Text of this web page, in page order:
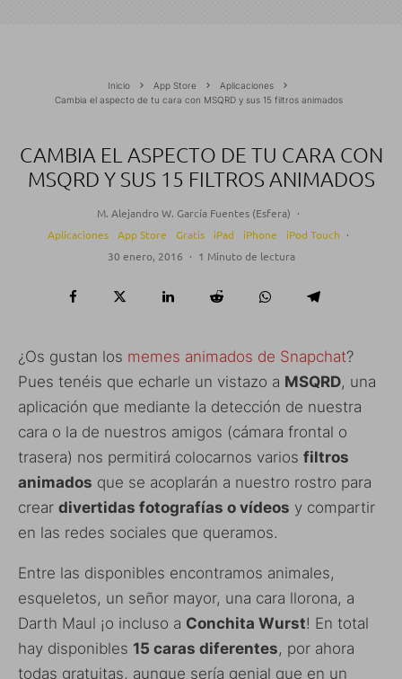
Inicio App Store
Aplicaciones
Cambia el aspecto de tu cara con MSQRD y sus 15 filtros animados
CAMBIA EL ASPECTO DE TU CARA CON
MSQRD Y SUS 15 FILTROS ANIMADOS
M. Alejandro W. García Fuentes (Esfera) ·
Aplicaciones
App Store Gratis iPad iPhone iPod Touch ·
30 enero, 2016 · 1 Minuto de lectura
¿Os gustan los memes animados de Snapchat?
Pues tenéis que echarle un vistazo a MSQRD, una
aplicación que mediante la detección de nuestra
cara o la de nuestros amigos (cámara frontal o
trasera) nos permitirá colocarnos varios filtros
animados que se acoplarán a nuestro rostro para
crear divertidas fotografías o vídeos y compartir
en las redes sociales que queramos.
Entre las disponibles encontramos animales,
esqueletos, un señor mayor, una cara llorona, a
Darth Maul ¡o incluso a Conchita Wurst! En total
hay disponibles 15 caras diferentes, por ahora
todas gratuitas, aunque sería genial que en un